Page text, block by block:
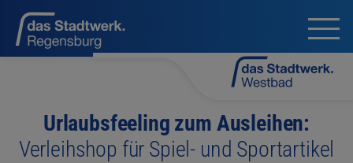
Urlaubsfeeling zum Ausleihen:
Verleihshop für Spiel- und Sportartikel